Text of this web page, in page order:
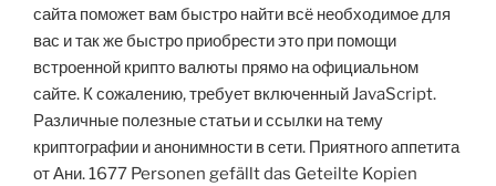
сайта поможет вам быстро найти всё необходимое для
вас и так же быстро приобрести это при помощи
встроенной крипто валюты прямо на официальном
сайте. К сожалению, требует включенный JavaScript.
Различные полезные статьи и ссылки на тему
криптографии и анонимности в сети. Приятного аппетита
от Ани. 1677 Personen gefällt das Geteilte Kopien